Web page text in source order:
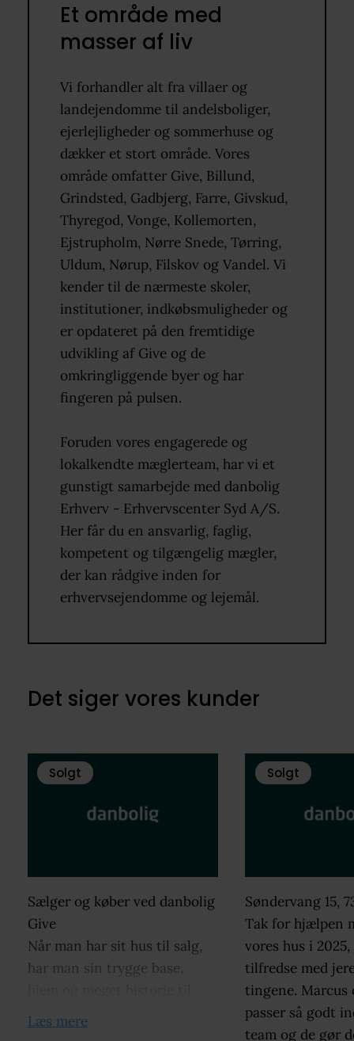
Et område med
masser af liv
Vi forhandler alt fra villaer og
landejendomme til andelsboliger,
ejerlejligheder og sommerhuse og
dækker et stort område. Vores
område omfatter Give, Billund,
Grindsted, Gadbjerg, Farre, Givskud,
Thyregod, Vonge, Kollemorten,
Ejstrupholm, Nørre Snede, Tørring,
Uldum, Nørup, Filskov og Vandel. Vi
kender til de nærmeste skoler,
institutioner, indkøbsmuligheder og
er opdateret på den fremtidige
udvikling af Give og de
omkringliggende byer og har
fingeren på pulsen.
Foruden vores engagerede og
lokalkendte mæglerteam, har vi et
gunstigt samarbejde med danbolig
Erhverv - Erhvervscenter Syd A/S.
Her får du en ansvarlig, faglig,
kompetent og tilgængelig mægler,
der kan rådgive inden for
erhvervsejendomme og lejemål.
Det siger vores kunder
Solgt
Sælger og køber ved danbolig
Give
Når man har sit hus til salg,
har man sin trygge base,
salg. Der er meget på spil når
Læs mere
Solgt
Søndervang 15,
Tak for hjælpen
vores hus i
tilfredse med
tingene. Marcus
passer så godt
team og de gør